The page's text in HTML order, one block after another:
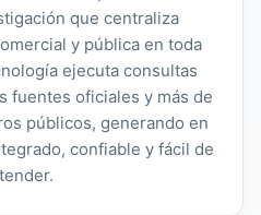
que centraliza
y pública en toda
ejecuta consultas
fuentes oficiales y más de
públicos, generando en
confiable y fácil de